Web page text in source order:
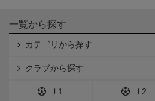
一覧から探す
カテゴリから探す
クラブから探す
Ｊ1 Ｊ2